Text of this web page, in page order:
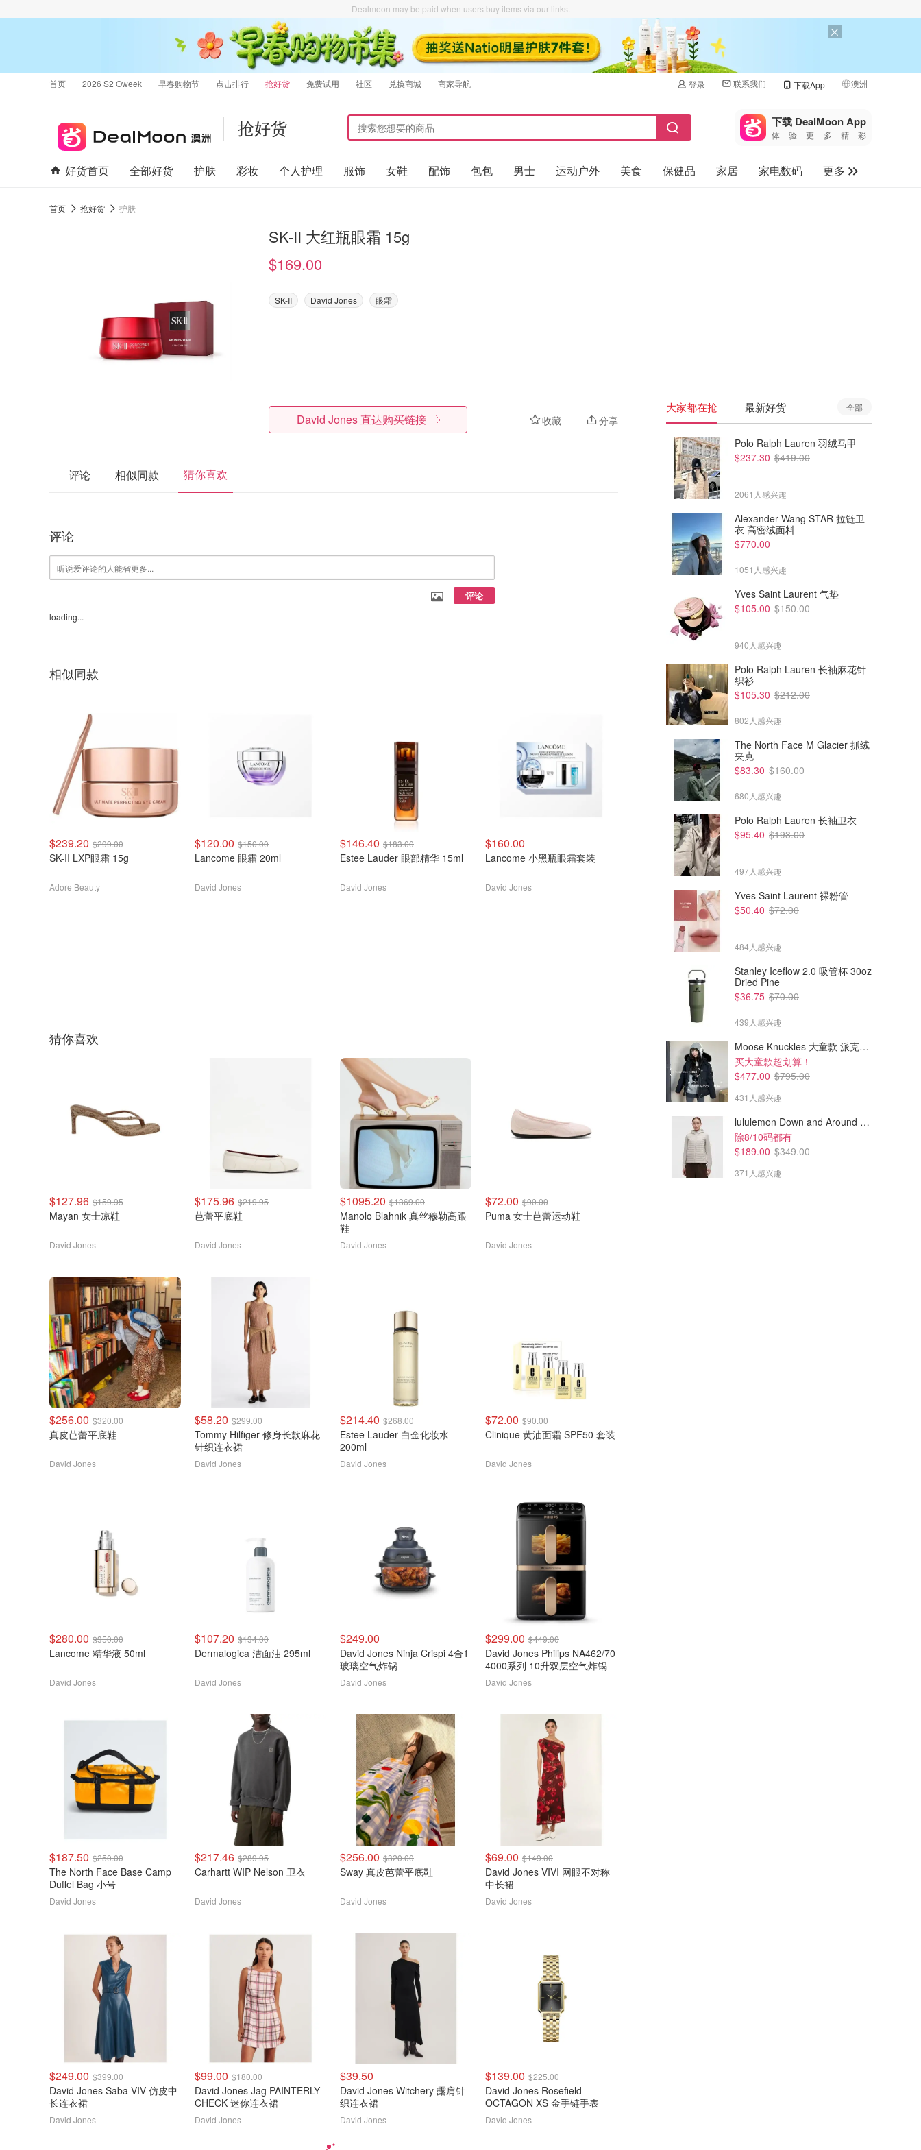
Dealmoon may be paid when users buy items via our links.
首页 2026 S2 Oweek 早春购物节 点击排行 抢好货 免费试用 社区 兑换商城 商家导航 登录 联系我们 下载App 澳洲
🇺🇸
🇨🇳 中国
🇨🇦加拿大
抢好货 下载 DealMoon App
体验更多精彩
好货首页 全部好货 护肤 彩妆 个人护理 服饰 女鞋 配饰 包包 男士 运动户外 美食 保健品 家居 家电数码
更多
首页 抢好货 护肤
SK-II 大红瓶眼霜 15g
$169.00
SK-II David Jones 眼霜
收藏 分享
David Jones 直达购买链接
评论 相似同款 猜你喜欢
评论
评论
loading...
相似同款
$239.20 $299.00
SK-II LXP眼霜 15g
Adore Beauty
$120.00 $150.00
Lancome 眼霜 20ml
David Jones
$146.40 $183.00
Estee Lauder 眼部精华 15ml
David Jones
$160.00
Lancome 小黑瓶眼霜套装
David Jones
La Mer 奇迹眼霜 15ml
$1085.00
猜你喜欢
$127.96 $159.95
Mayan 女士凉鞋
David Jones
$175.96 $219.95
芭蕾平底鞋
David Jones
$1095.20 $1369.00
Manolo Blahnik 真丝穆勒高跟
鞋
David Jones
$72.00 $90.00
Puma 女士芭蕾运动鞋
David Jones
$256.00 $320.00
真皮芭蕾平底鞋
David Jones
$58.20 $299.00
Tommy Hilfiger 修身长款麻花
针织连衣裙
David Jones
$214.40 $268.00
Estee Lauder 白金化妆水
200ml
David Jones
$72.00 $90.00
Clinique 黄油面霜 SPF50 套装
David Jones
$280.00 $350.00
Lancome 精华液 50ml
David Jones
$107.20 $134.00
Dermalogica 洁面油 295ml
David Jones
$249.00
David Jones Ninja Crispi 4合1
玻璃空气炸锅
David Jones
$299.00 $449.00
David Jones Philips NA462/70
4000系列 10升双层空气炸锅
David Jones
$187.50 $250.00
The North Face Base Camp
Duffel Bag 小号
David Jones
$217.46 $289.95
Carhartt WIP Nelson 卫衣
David Jones
$256.00 $320.00
Sway 真皮芭蕾平底鞋
David Jones
$69.00 $149.00
David Jones VIVI 网眼不对称
中长裙
David Jones
$249.00 $399.00
David Jones Saba VIV 仿皮中
长连衣裙
David Jones
$99.00 $180.00
David Jones Jag PAINTERLY
CHECK 迷你连衣裙
David Jones
$39.50
David Jones Witchery 露肩针
织连衣裙
David Jones
$139.00 $225.00
David Jones Rosefield
OCTAGON XS 金手链手表
David Jones
大家都在抢 最新好货 全部
Polo Ralph Lauren 羽绒马甲
$237.30 $419.00
2061人感兴趣
Alexander Wang STAR 拉链卫
衣 高密绒面料
$770.00
1051人感兴趣
Yves Saint Laurent 气垫
$105.00 $150.00
940人感兴趣
Polo Ralph Lauren 长袖麻花针
织衫
$105.30 $212.00
802人感兴趣
The North Face M Glacier 抓绒
夹克
$83.30 $160.00
680人感兴趣
Polo Ralph Lauren 长袖卫衣
$95.40 $193.00
497人感兴趣
Yves Saint Laurent 裸粉管
$50.40 $72.00
484人感兴趣
Stanley Iceflow 2.0 吸管杯 30oz
Dried Pine
$36.75 $70.00
439人感兴趣
Moose Knuckles 大童款 派克羽绒服
买大童款超划算！
$477.00 $795.00
431人感兴趣
lululemon Down and Around 羽绒夹克
除8/10码都有
$189.00 $349.00
371人感兴趣